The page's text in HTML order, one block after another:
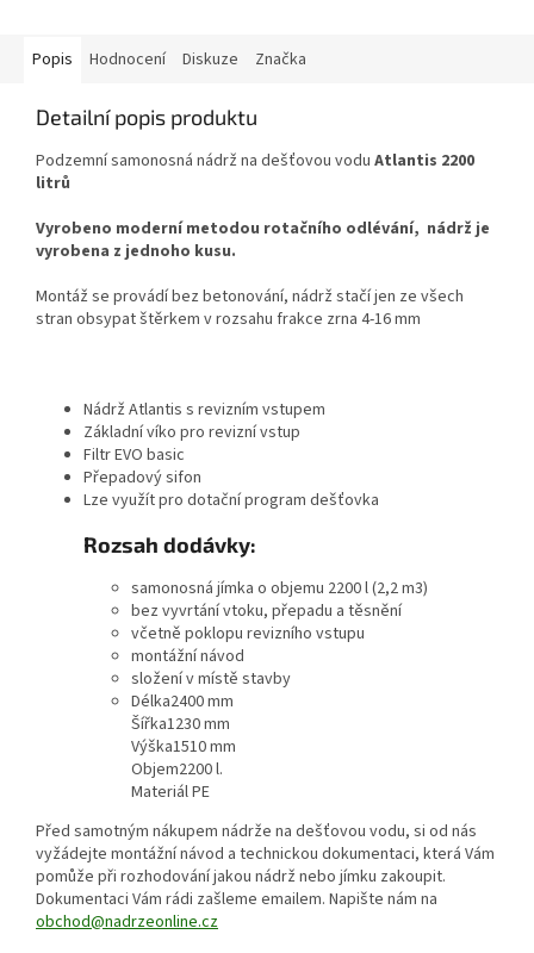
Popis Hodnocení Diskuze Značka
Detailní popis produktu
Podzemní samonosná nádrž na dešťovou vodu Atlantis 2200
litrů
Vyrobeno moderní metodou rotačního odlévání, nádrž je
vyrobena z jednoho kusu.
Montáž se provádí bez betonování, nádrž stačí jen ze všech
stran obsypat štěrkem v rozsahu frakce zrna 4-16 mm
Nádrž Atlantis s revizním vstupem
Základní víko pro revizní vstup
Filtr EVO basic
Přepadový sifon
Lze využít pro dotační program dešťovka
Rozsah dodávky:
samonosná jímka o objemu 2200 l (2,2 m3)
bez vyvrtání vtoku, přepadu a těsnění
včetně poklopu revizního vstupu
montážní návod
složení v místě stavby
Délka2400 mm
Šířka1230 mm
Výška1510 mm
Objem2200 l.
Materiál PE
Před samotným nákupem nádrže na dešťovou vodu, si od nás
vyžádejte montážní návod a technickou dokumentaci, která Vám
pomůže při rozhodování jakou nádrž nebo jímku zakoupit.
Dokumentaci Vám rádi zašleme emailem. Napište nám na
obchod@nadrzeonline.cz